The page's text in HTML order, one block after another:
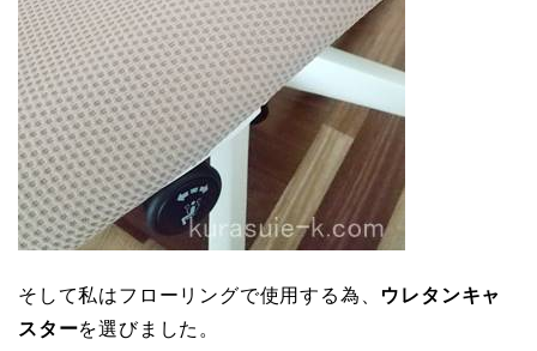
そして私はフローリングで使用する為、 ウレタンキャ
スターを選びました。